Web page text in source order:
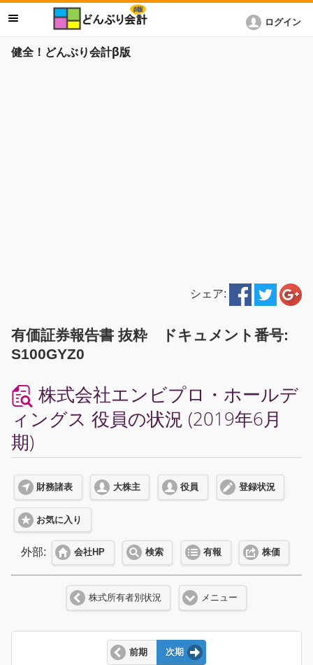
健全！どんぶり会計β版
ログイン
シェア:
有価証券報告書 抜粋 ドキュメント番号:
S100GYZ0
株式会社エンビプロ・ホールデ
ィングス 役員の状況 (2019年6月
期)
財務諸表 大株主 役員 登録状況
お気に入り
外部: 会社HP 検索 有報 株価
株式所有者別状況 メニュー
前期 次期